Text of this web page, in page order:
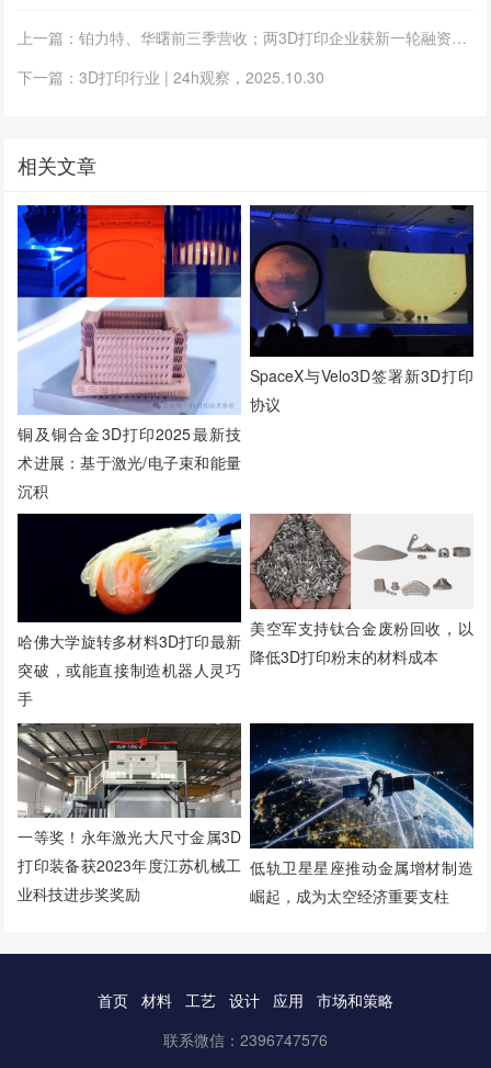
上一篇：铂力特、华曙前三季营收；两3D打印企业获新一轮融资；中航迈特新基地签约；多高校百万元采购
下一篇：3D打印行业 | 24h观察，2025.10.30
相关文章
铜及铜合金3D打印2025最新技
术进展：基于激光/电子束和能量
沉积
SpaceX与Velo3D签署新3D打印
协议
哈佛大学旋转多材料3D打印最新
突破，或能直接制造机器人灵巧
手
美空军支持钛合金废粉回收，以
降低3D打印粉末的材料成本
一等奖！永年激光大尺寸金属3D
打印装备获2023年度江苏机械工
业科技进步奖奖励
低轨卫星星座推动金属增材制造
崛起，成为太空经济重要支柱
首页 材料 工艺 设计 应用
市场和策略
联系微信：2396747576